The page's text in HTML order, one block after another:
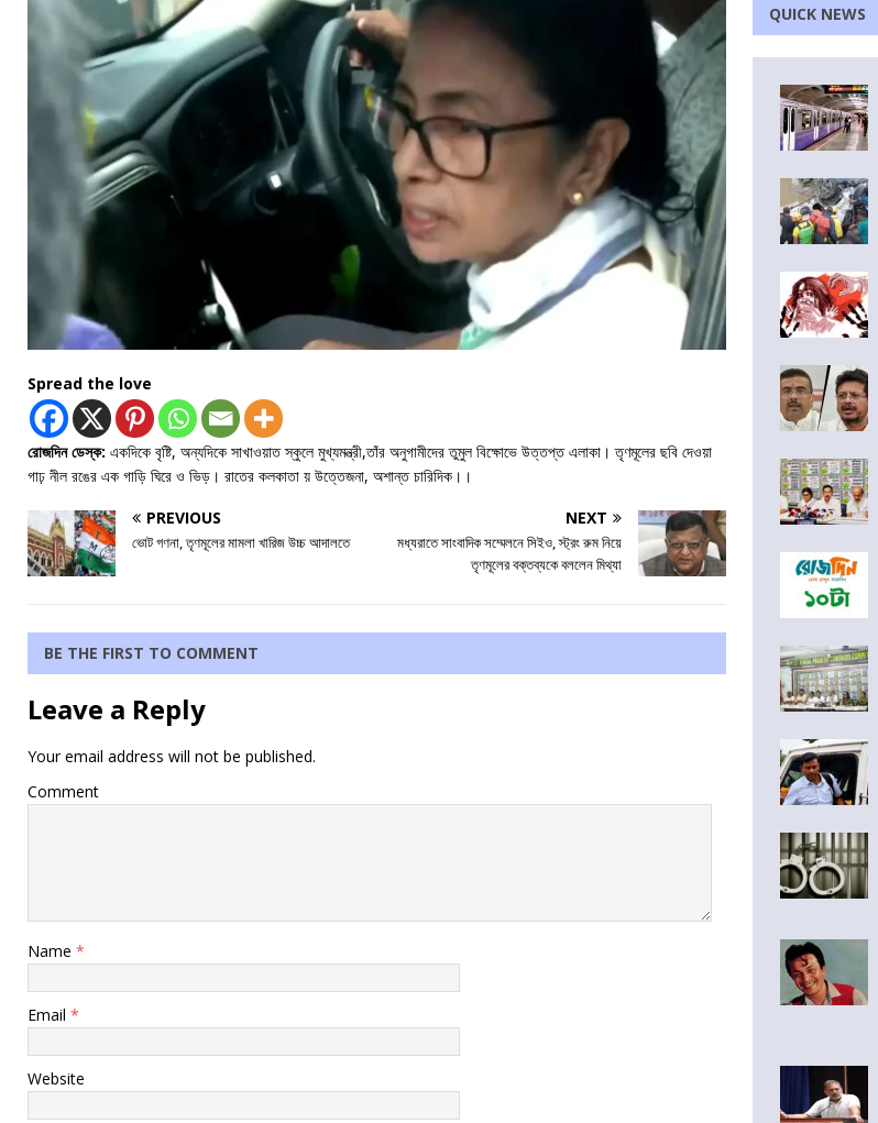
Spread the love
রোজদিন ডেস্ক: একদিকে বৃষ্টি, অন্যদিকে সাখাওয়াত স্কুলে মুখ্যমন্ত্রী,তাঁর অনুগামীদের তুমুল বিক্ষোভে উত্তপ্ত এলাকা। তৃণমূলের ছবি দেওয়া
গাঢ় নীল রঙের এক গাড়ি ঘিরে ও ভিড়। রাতের কলকাতা য় উত্তেজনা, অশান্ত চারিদিক।।
PREVIOUS
ভোট গণনা, তৃণমূলের মামলা খারিজ উচ্চ আদালতে
NEXT
মধ্যরাতে সাংবাদিক সম্মেলনে সিইও, স্ট্রং রুম নিয়ে
তৃণমূলের বক্তব্যকে বললেন মিথ্যা
BE THE FIRST TO COMMENT
Leave a Reply
Your email address will not be published.
Comment
Name *
Email *
Website
QUICK NEWS